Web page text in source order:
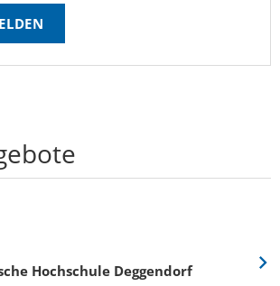
Hochschule Deggendorf
Eine